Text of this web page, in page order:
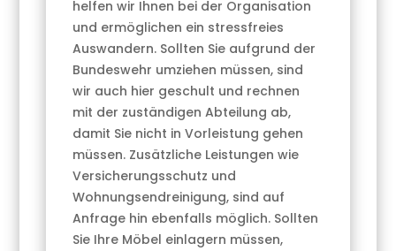
helfen wir Ihnen bei der Organisation
und ermöglichen ein stressfreies
Auswandern. Sollten Sie aufgrund der
Bundeswehr umziehen müssen, sind
wir auch hier geschult und rechnen
mit der zuständigen Abteilung ab,
damit Sie nicht in Vorleistung gehen
müssen. Zusätzliche Leistungen wie
Versicherungsschutz und
Wohnungsendreinigung, sind auf
Anfrage hin ebenfalls möglich. Sollten
Sie Ihre Möbel einlagern müssen,